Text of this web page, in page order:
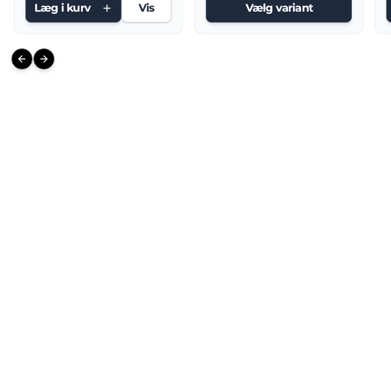
Læg i kurv Vis Vælg variant
Previous slide
Next slide